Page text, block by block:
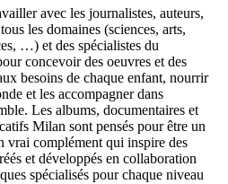
avec les journalistes, auteurs,
les domaines (sciences, arts,
…) et des spécialistes du
concevoir des oeuvres et des
besoins de chaque enfant, nourrir
et les accompagner dans
Les albums, documentaires et
Milan sont pensés pour être un
vrai complément qui inspire des
et développés en collaboration
spécialisés pour chaque niveau